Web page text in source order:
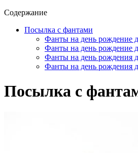
Содержание
Посылка с фантами
Фанты на день рождение
Фанты на день рождение
Фанты на день рождения
Фанты на день рождения
Посылка с